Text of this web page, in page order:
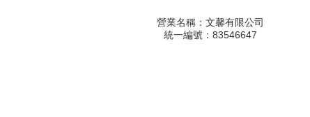
營業名稱：文馨有限公司
統一編號：83546647